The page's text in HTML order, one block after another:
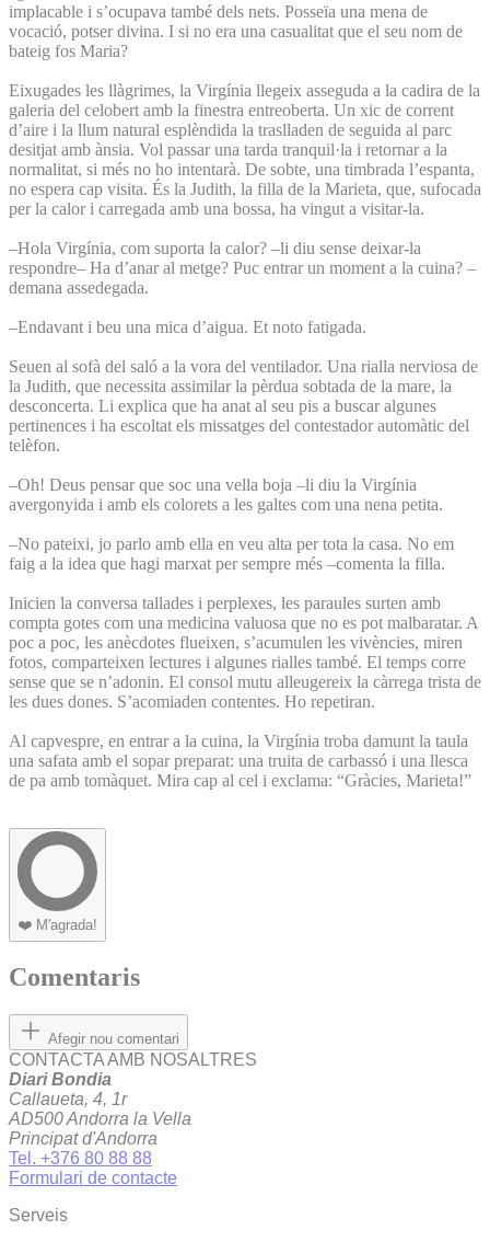
implacable i s’ocupava també dels nets. Posseïa una mena de
vocació, potser divina. I si no era una casualitat que el seu nom de
bateig fos Maria?
Eixugades les llàgrimes, la Virgínia llegeix asseguda a la cadira de la
galeria del celobert amb la finestra entreoberta. Un xic de corrent
d’aire i la llum natural esplèndida la traslladen de seguida al parc
desitjat amb ànsia. Vol passar una tarda tranquil·la i retornar a la
normalitat, si més no ho intentarà. De sobte, una timbrada l’espanta,
no espera cap visita. És la Judith, la filla de la Marieta, que, sufocada
per la calor i carregada amb una bossa, ha vingut a visitar-la.
–Hola Virgínia, com suporta la calor? –li diu sense deixar-la
respondre– Ha d’anar al metge? Puc entrar un moment a la cuina? –
demana assedegada.
–Endavant i beu una mica d’aigua. Et noto fatigada.
Seuen al sofà del saló a la vora del ventilador. Una rialla nerviosa de
la Judith, que necessita assimilar la pèrdua sobtada de la mare, la
desconcerta. Li explica que ha anat al seu pis a buscar algunes
pertinences i ha escoltat els missatges del contestador automàtic del
telèfon.
–Oh! Deus pensar que soc una vella boja –li diu la Virgínia
avergonyida i amb els colorets a les galtes com una nena petita.
–No pateixi, jo parlo amb ella en veu alta per tota la casa. No em
faig a la idea que hagi marxat per sempre més –comenta la filla.
Inicien la conversa tallades i perplexes, les paraules surten amb
compta gotes com una medicina valuosa que no es pot malbaratar. A
poc a poc, les anècdotes flueixen, s’acumulen les vivències, miren
fotos, comparteixen lectures i algunes rialles també. El temps corre
sense que se n’adonin. El consol mutu alleugereix la càrrega trista de
les dues dones. S’acomiaden contentes. Ho repetiran.
Al capvespre, en entrar a la cuina, la Virgínia troba damunt la taula
una safata amb el sopar preparat: una truita de carbassó i una llesca
de pa amb tomàquet. Mira cap al cel i exclama: “Gràcies, Marieta!”
❤️ M'agrada!
Comentaris
Afegir nou comentari
CONTACTA AMB NOSALTRES
Diari Bondia
Callaueta, 4, 1r
AD500 Andorra la Vella
Principat d'Andorra
Tel. +376 80 88 88
Formulari de contacte
Serveis